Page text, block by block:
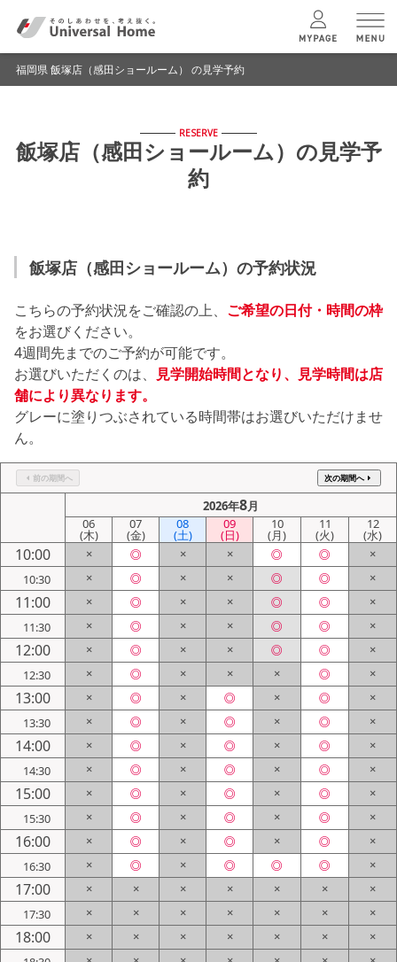
menu
ユニバーサルホームの特長
モデルハウス検索・見学予約
シミュレーション
お問い合わせ
福岡県 飯塚店（感田ショールーム） の見学予約
RESERVE
飯塚店（感田ショールーム）の見学予
約
飯塚店（感田ショールーム）の予約状況
こちらの予約状況をご確認の上、 ご希望の日付・時間の枠
をお選びください。
4週間先までのご予約が可能です。
お選びいただくのは、
見学開始時間となり、見学時間は店
舗により異なります。
グレーに塗りつぶされている時間帯はお選びいただけませ
ん。
前の期間へ 次の期間へ
2026年8月
06
(木)
07
(金)
08
(土)
09
(日)
10
(月)
11
(火)
12
(水)
10:00 × ◎ × × ◎ ◎
×
10:30
× ◎ × × ◎ ◎ ×
11:00 × ◎ × × ◎ ◎
×
11:30
× ◎ × × ◎ ◎ ×
12:00 × ◎ × × ◎ ◎
×
12:30
× ◎ × × × ◎ ×
13:00 × ◎ × ◎ × ◎
×
13:30
× ◎ × ◎ × ◎ ×
14:00 × ◎ × ◎ × ◎
×
14:30
× ◎ × ◎ × ◎ ×
15:00 × ◎ × ◎ × ◎
×
15:30
× ◎ × ◎ × ◎ ×
16:00 × ◎ × ◎ × ◎
×
16:30
× ◎ × ◎ ◎ ◎ ×
17:00 × × × × × ×
×
17:30
× × × × × × ×
18:00 × × × × × ×
×